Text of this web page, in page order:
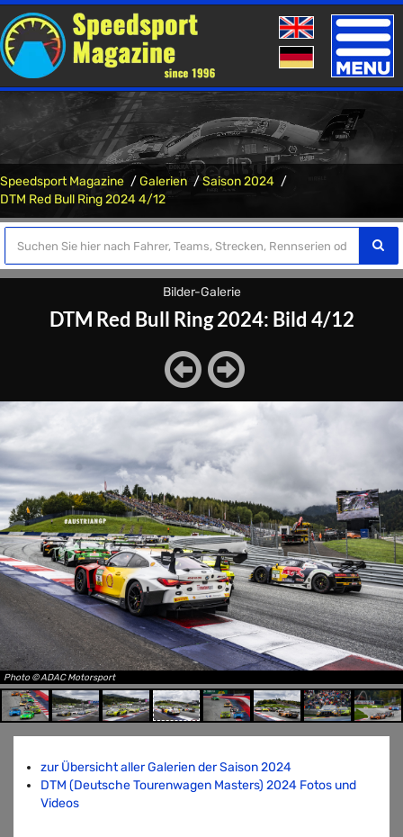
Toggle
Speedsport Magazine Galerien
Saison 2024
DTM Red Bull Ring 2024 4/12
Bilder-Galerie
DTM Red Bull Ring 2024: Bild 4/12
Photo © ADAC Motorsport
zur Übersicht aller Galerien der Saison 2024
DTM (Deutsche Tourenwagen Masters) 2024 Fotos und
Videos